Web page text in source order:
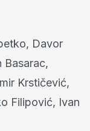
Davor
Basarac,
Krstičević,
Filipović, Ivan